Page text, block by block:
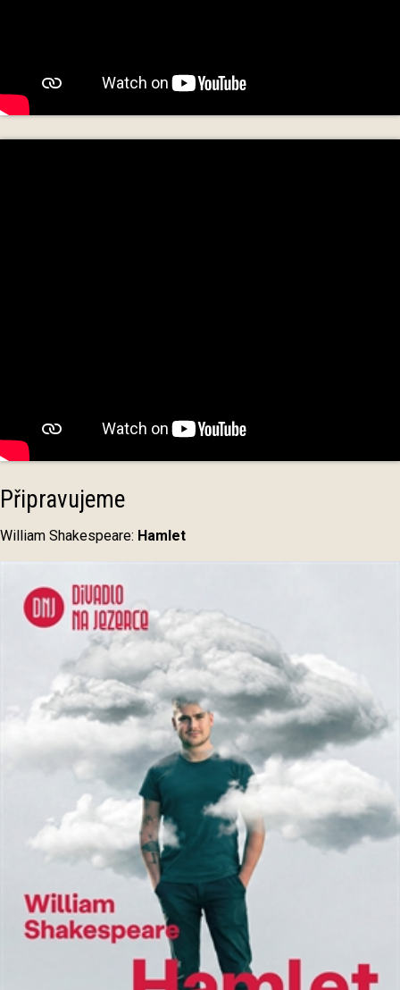
Připravujeme
William Shakespeare: Hamlet